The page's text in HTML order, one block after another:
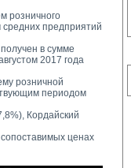
розничного
предприятий
в сумме
2017 года
розничной
периодом
Кордайский
ценах